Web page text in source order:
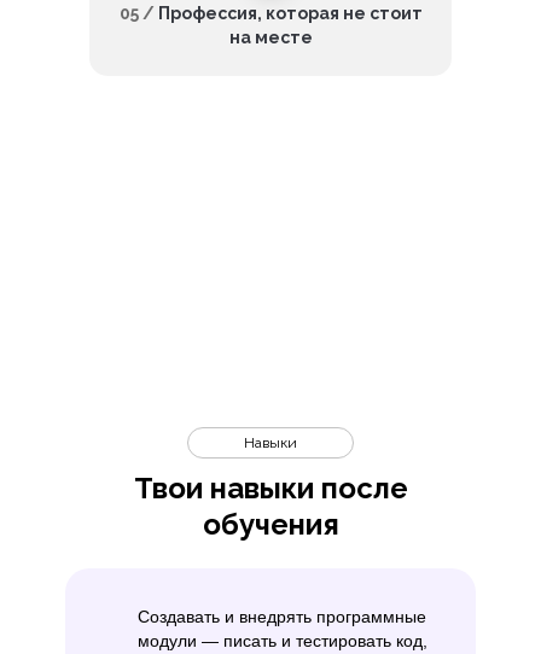
05 / Профессия, которая не стоит
на месте
Твои навыки после
обучения
Навыки
Создавать и внедрять программные
модули — писать и тестировать код,